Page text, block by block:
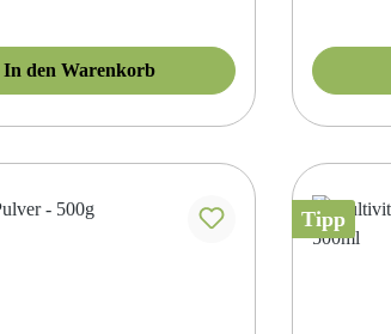
In den Warenkorb
Tipp